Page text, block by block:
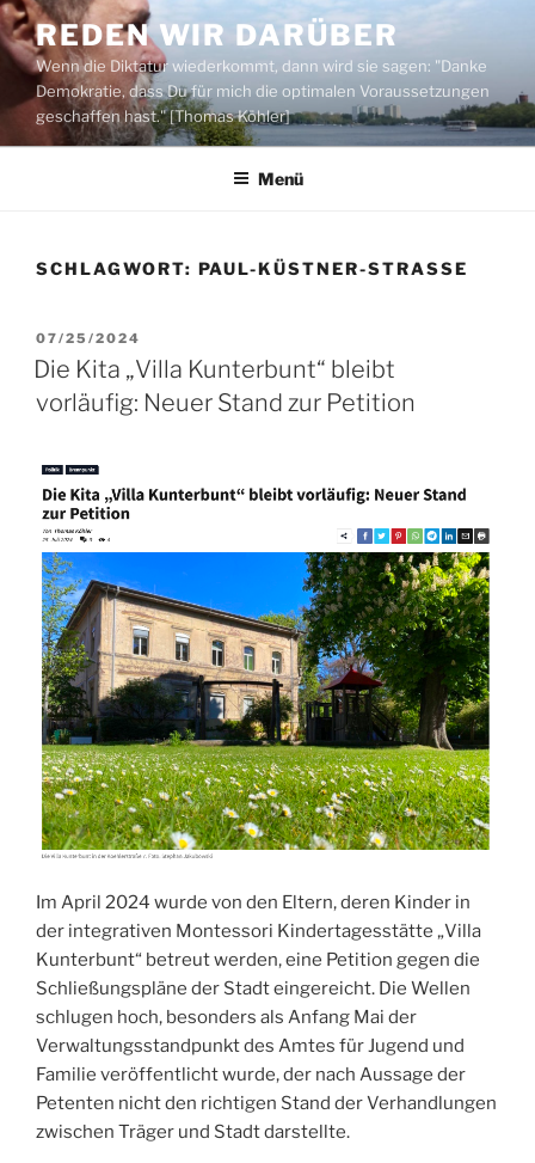
Zum
Inhalt
springen
REDEN WIR DARÜBER
Wenn die Diktatur wiederkommt, dann wird sie sagen: "Danke
Demokratie, dass Du für mich die optimalen Voraussetzungen
geschaffen hast." [Thomas Köhler]
Menü
SCHLAGWORT: PAUL-KÜSTNER-STRASSE
VERÖFFENTLICHT
AM
07/25/2024
Die Kita „Villa Kunterbunt“ bleibt
vorläufig: Neuer Stand zur Petition
Im April 2024 wurde von den Eltern, deren Kinder in
der integrativen Montessori Kindertagesstätte „Villa
Kunterbunt“ betreut werden, eine Petition gegen die
Schließungspläne der Stadt eingereicht. Die Wellen
schlugen hoch, besonders als Anfang Mai der
Verwaltungsstandpunkt des Amtes für Jugend und
Familie veröffentlicht wurde, der nach Aussage der
Petenten nicht den richtigen Stand der Verhandlungen
zwischen Träger und Stadt darstellte.